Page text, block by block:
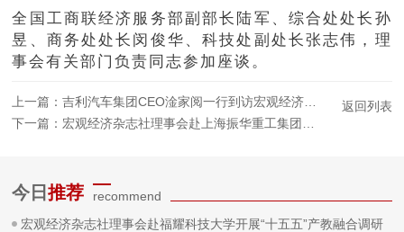
全国工商联经济服务部副部长陆军、综合处处长孙
昱、商务处处长闵俊华、科技处副处长张志伟，理
事会有关部门负责同志参加座谈。
上一篇：吉利汽车集团CEO淦家阅一行到访宏观经济杂志社理事会座谈交流
下一篇： 宏观经济杂志社理事会赴上海振华重工集团考察交流
返回列表
今日推荐
recommend
宏观经济杂志社理事会赴福耀科技大学开展“十五五”产教融合调研